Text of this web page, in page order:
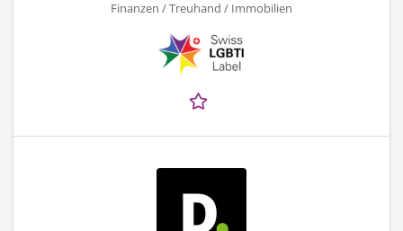
Finanzen / Treuhand / Immobilien